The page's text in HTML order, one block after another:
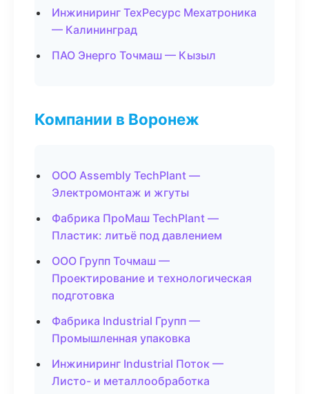
Инжиниринг ТехРесурс Мехатроника
— Калининград
ПАО Энерго Точмаш — Кызыл
Компании в Воронеж
ООО Assembly TechPlant —
Электромонтаж и жгуты
Фабрика ПроМаш TechPlant —
Пластик: литьё под давлением
ООО Групп Точмаш —
Проектирование и технологическая
подготовка
Фабрика Industrial Групп —
Промышленная упаковка
Инжиниринг Industrial Поток —
Листо- и металлообработка